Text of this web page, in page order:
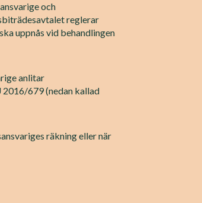
och
reglerar
uppnås vid behandlingen
anlitar
679 (nedan kallad
räkning eller när